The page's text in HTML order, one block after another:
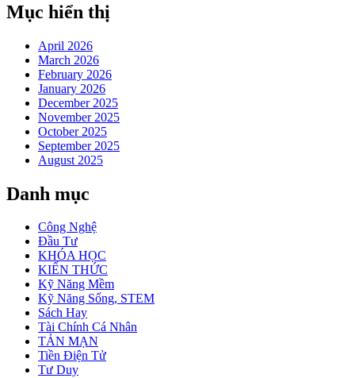
Mục hiển thị
April 2026
March 2026
February 2026
January 2026
December 2025
November 2025
October 2025
September 2025
August 2025
Danh mục
Công Nghệ
Đầu Tư
KHÓA HỌC
KIẾN THỨC
Kỹ Năng Mềm
Kỹ Năng Sống, STEM
Sách Hay
Tài Chính Cá Nhân
TẢN MẠN
Tiền Điện Tử
Tư Duy